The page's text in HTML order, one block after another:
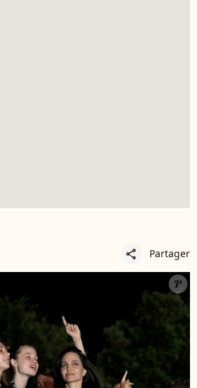
share Partager